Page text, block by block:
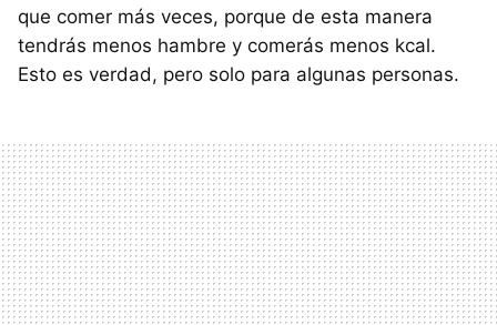
que comer más veces, porque de esta manera
tendrás menos hambre y comerás menos kcal.
Esto es verdad, pero solo para algunas personas.